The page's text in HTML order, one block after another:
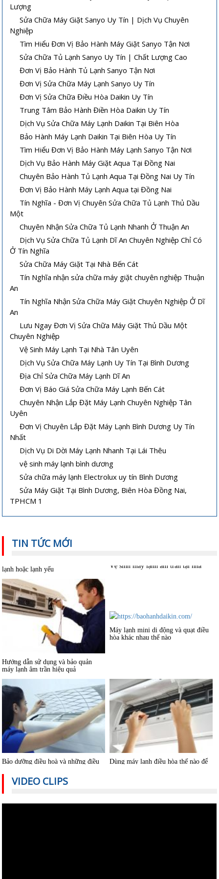
Lượng
Sửa Chữa Máy Giặt Sanyo Uy Tín | Dịch Vụ Chuyên
Nghiệp
Tìm Hiểu Đơn Vị Bảo Hành Máy Giặt Sanyo Tận Nơi
Sửa Chữa Tủ Lạnh Sanyo Uy Tín | Chất Lượng Cao
Đơn Vị Bảo Hành Tủ Lạnh Sanyo Tận Nơi
Đơn Vị Sửa Chữa Máy Lạnh Sanyo Uy Tín
Đơn Vị Sửa Chữa Điều Hòa Daikin Uy Tín
Trung Tâm Bảo Hành Điền Hòa Daikin Uy Tín
Dịch Vụ Sửa Chữa Máy Lạnh Daikin Tại Biên Hòa
Bảo Hành Máy Lạnh Daikin Tại Biên Hòa Uy Tín
Tìm Hiểu Đơn Vị Bảo Hành Máy Lạnh Sanyo Tận Nơi
Dịch Vụ Bảo Hành Máy Giặt Aqua Tại Đồng Nai
Chuyên Bảo Hành Tủ Lạnh Aqua Tại Đồng Nai Uy Tín
Đơn Vị Bảo Hành Máy Lạnh Aqua tại Đồng Nai
Tín Nghĩa - Đơn Vị Chuyên Sửa Chữa Tủ Lạnh Thủ Dầu
Một
Chuyên Nhận Sửa Chữa Tủ Lạnh Nhanh Ở Thuận An
Dịch Vụ Sửa Chữa Tủ Lạnh Dĩ An Chuyên Nghiệp Chỉ Có
Ở Tín Nghĩa
Sửa Chữa Máy Giặt Tại Nhà Bến Cát
Tín Nghĩa nhận sửa chữa máy giặt chuyên nghiệp Thuận
An
Tín Nghĩa Nhận Sửa Chữa Máy Giặt Chuyên Nghiệp Ở Dĩ
An
Lưu Ngay Đơn Vị Sửa Chữa Máy Giặt Thủ Dầu Một
Chuyên Nghiệp
Vệ Sinh Máy Lạnh Tại Nhà Tân Uyên
Dịch Vụ Sửa Chữa Máy Lạnh Uy Tín Tại Bình Dương
Địa Chỉ Sửa Chữa Máy Lạnh Dĩ An
Đơn Vị Báo Giá Sửa Chữa Máy Lạnh Bến Cát
Chuyên Nhận Lắp Đặt Máy Lạnh Chuyên Nghiệp Tân
Uyên
Đơn Vị Chuyên Lắp Đặt Máy Lạnh Bình Dương Uy Tín
Nhất
Dịch Vụ Di Dời Máy Lạnh Nhanh Tại Lái Thêu
vệ sinh máy lạnh bình dương
Sửa chữa máy lạnh Electrolux uy tín Bình Dương
Sửa Máy Giặt Tại Bình Dương, Biên Hòa Đồng Nai,
TPHCM 1
TIN TỨC MỚI
Cách sửa máy lạnh âm trần không
lạnh hoặc lạnh yếu
Hướng dẫn sử dụng và bảo quản
máy lạnh âm trần hiệu quả
hòa khác nhau thế nào
Bảo dưỡng điều hoà và những điều
cần lưu ý
Dùng máy lạnh điều hòa thế nào để
không hại sức khỏe
VIDEO CLIPS